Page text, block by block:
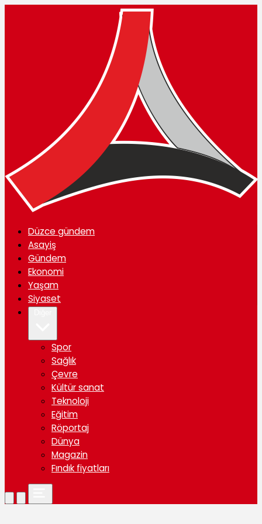
Düzce gündem
Asayiş
Gündem
Ekonomi
Yaşam
Siyaset
Spor
Sağlık
Çevre
Kültür sanat
Teknoloji
Eğitim
Röportaj
Dünya
Magazin
Fındık fiyatları